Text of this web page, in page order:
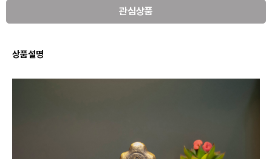
관심상품
상품설명